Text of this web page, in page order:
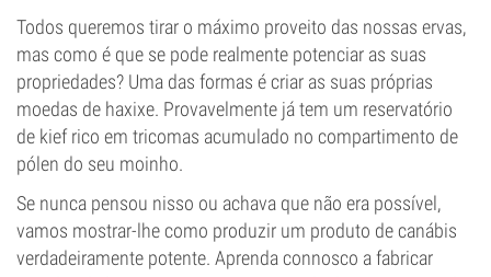
Todos queremos tirar o máximo proveito das nossas ervas,
mas como é que se pode realmente potenciar as suas
propriedades? Uma das formas é criar as suas próprias
moedas de haxixe. Provavelmente já tem um reservatório
de kief rico em tricomas acumulado no compartimento de
pólen do seu moinho.
Se nunca pensou nisso ou achava que não era possível,
vamos mostrar-lhe como produzir um produto de canábis
verdadeiramente potente. Aprenda connosco a fabricar